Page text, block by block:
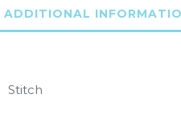
ADDITIONAL
Stitch